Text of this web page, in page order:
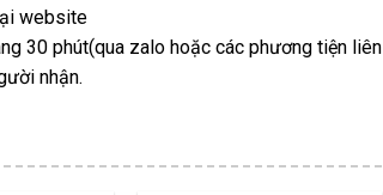
website
30 phút(qua zalo hoặc các phương tiện liên
nhận.